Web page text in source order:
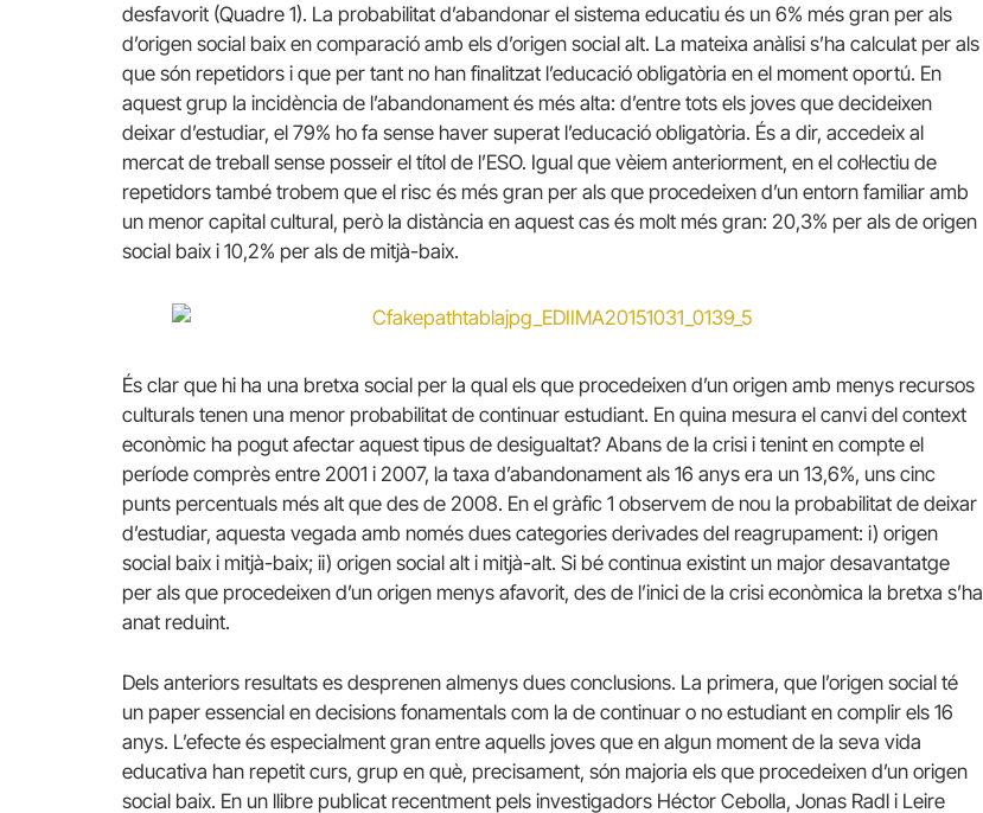
desfavorit (Quadre 1). La probabilitat d’abandonar el sistema educatiu és un 6% més gran per als
d’origen social baix en comparació amb els d’origen social alt. La mateixa anàlisi s’ha calculat per als
que són repetidors i que per tant no han finalitzat l’educació obligatòria en el moment oportú. En
aquest grup la incidència de l’abandonament és més alta: d’entre tots els joves que decideixen
deixar d’estudiar, el 79% ho fa sense haver superat l’educació obligatòria. És a dir, accedeix al
mercat de treball sense posseir el títol de l’ESO. Igual que vèiem anteriorment, en el col·lectiu de
repetidors també trobem que el risc és més gran per als que procedeixen d’un entorn familiar amb
un menor capital cultural, però la distància en aquest cas és molt més gran: 20,3% per als de origen
social baix i 10,2% per als de mitjà-baix.
És clar que hi ha una bretxa social per la qual els que procedeixen d’un origen amb menys recursos
culturals tenen una menor probabilitat de continuar estudiant. En quina mesura el canvi del context
econòmic ha pogut afectar aquest tipus de desigualtat? Abans de la crisi i tenint en compte el
període comprès entre 2001 i 2007, la taxa d’abandonament als 16 anys era un 13,6%, uns cinc
punts percentuals més alt que des de 2008. En el gràfic 1 observem de nou la probabilitat de deixar
d’estudiar, aquesta vegada amb només dues categories derivades del reagrupament: i) origen
social baix i mitjà-baix; ii) origen social alt i mitjà-alt. Si bé continua existint un major desavantatge
per als que procedeixen d’un origen menys afavorit, des de l’inici de la crisi econòmica la bretxa s’ha
anat reduint.
Dels anteriors resultats es desprenen almenys dues conclusions. La primera, que l’origen social té
un paper essencial en decisions fonamentals com la de continuar o no estudiant en complir els 16
anys. L’efecte és especialment gran entre aquells joves que en algun moment de la seva vida
educativa han repetit curs, grup en què, precisament, són majoria els que procedeixen d’un origen
social baix. En un llibre publicat recentment pels investigadors Héctor Cebolla, Jonas Radl i Leire